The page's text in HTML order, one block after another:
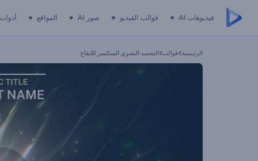
فيديوهات AI قوالب الفيديو صور AI المواقع أدوات
الرئيسية قوالب التجسد البصري المنكسر للايقاع